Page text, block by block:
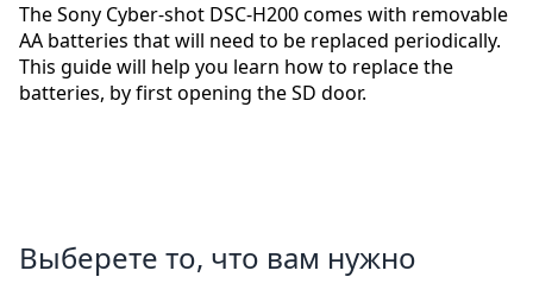
The Sony Cyber-shot DSC-H200 comes with removable
AA batteries that will need to be replaced periodically.
This guide will help you learn how to replace the
batteries, by first opening the SD door.
Выберете то, что вам нужно